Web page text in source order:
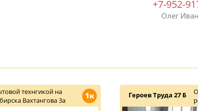
+7-952-
Олег
1к
технгикой на
Вахтангова 3а
Героев Труда 27 Б